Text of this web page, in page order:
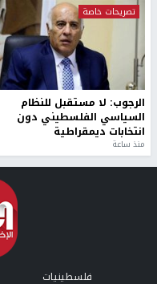
تصريحات خاصة
الرجوب: لا مستقبل للنظام
السياسي الفلسطيني دون
انتخابات ديمقراطية
منذ ساعة
فلسطينيات